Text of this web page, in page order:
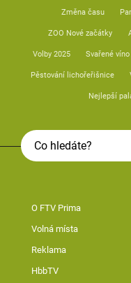
Změna času
ZOO Nové začátky
Volby 2025 Svařené víno
Pěstování lichořeřišnice
Nejlepší
O FTV Prima
Volná místa
Reklama
HbbTV